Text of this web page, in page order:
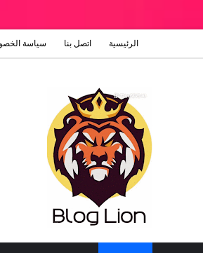
الرئيسية اتصل بنا سياسة